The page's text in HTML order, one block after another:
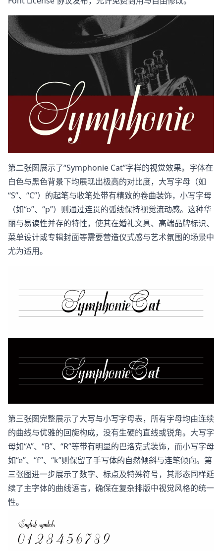
​第二张图展示了“Symphonie Cat”字样的视觉效果。字体在
白色与黑色背景下均展现出极高的对比度，大写字母（如
“S”、“C”）的起笔与收笔处带有精致的卷曲装饰，小写字母
（如“o”、“p”）则通过连贯的弧线保持视觉流动感。这种华
丽与易读性并存的特性，使其在婚礼文具、高端品牌标识、
菜单设计或专辑封面等需要营造仪式感与艺术氛围的场景中
尤为适用。
第三张图完整展示了大写与小写字母表，所有字母均由连续
的曲线与优雅的回旋构成，没有生硬的直线或锐角。大写字
母如“A”、“B”、“R”等带有明显的巴洛克式装饰，而小写字母
如“e”、“f”、“k”则保留了手写体的自然倾斜与连笔倾向。第
三张图进一步展示了数字、标点及特殊符号，其形态同样延
续了主字体的曲线语言，确保在复杂排版中视觉风格的统一
性。